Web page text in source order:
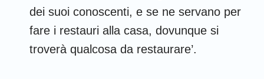
dei suoi conoscenti, e se ne servano per
fare i restauri alla casa, dovunque si
troverà qualcosa da restaurare’.